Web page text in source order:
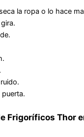
la ropa o lo hace
puerta.
Frigoríficos Thor